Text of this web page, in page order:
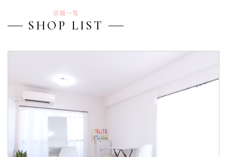
店舗一覧
SHOP LIST